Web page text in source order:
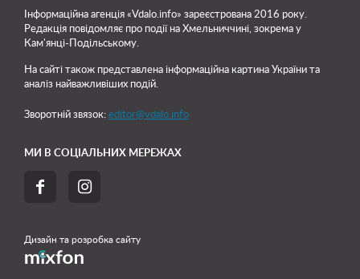
Інформаційна агенція «Vdalo.info» зареєстрована 2016 року.
Редакція повідомляє про події на Хмельниччині, зокрема у
Кам'янці-Подільському.
На сайті також представлена інформаційна картина України та
аналіз найважливіших подій.
Зворотній звязок: editor@vdalo.info
МИ В СОЦІАЛЬНИХ МЕРЕЖАХ
 
Дизайн та розробка сайту